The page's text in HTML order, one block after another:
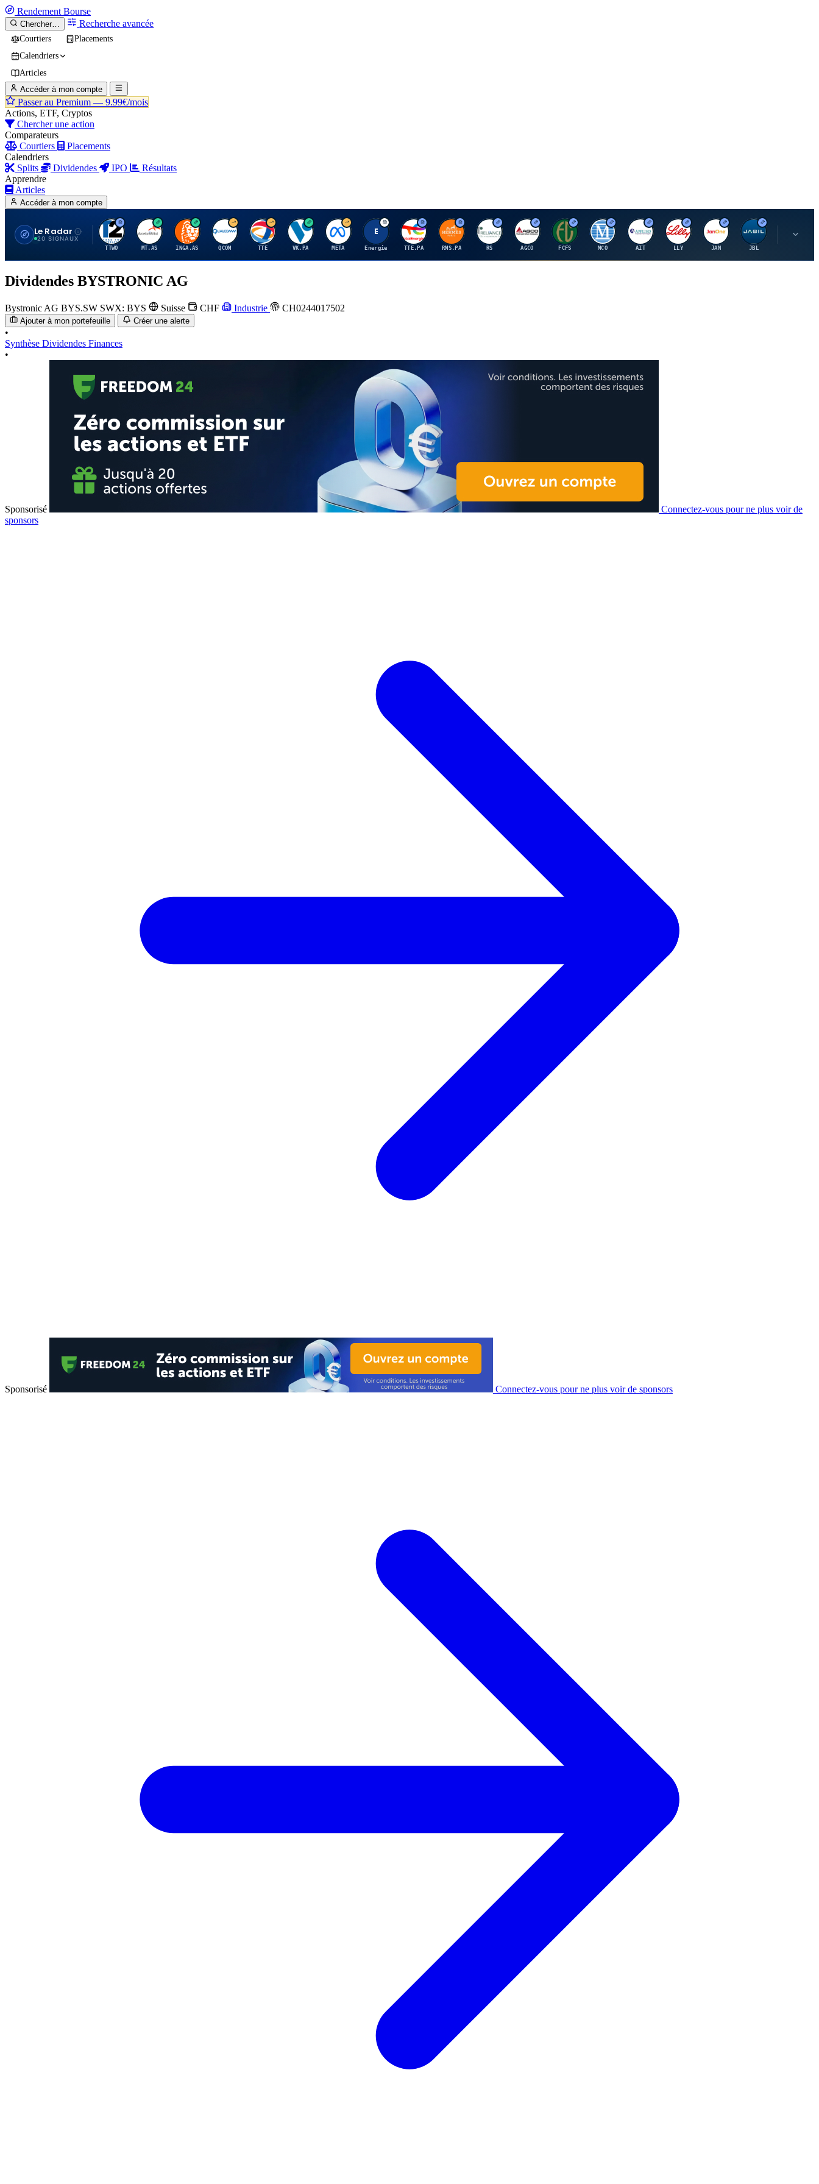
Rendement Bourse
Chercher… Recherche avancée
Courtiers
Placements
Calendriers
Articles
Accéder à mon compte
Passer au Premium — 9.99€/mois
Actions, ETF, Cryptos
Chercher une action
Comparateurs
Courtiers
Placements
Calendriers
Splits
Dividendes IPO
Résultats
Apprendre
Articles
Accéder à mon compte
Le Radar
20 SIGNAUX
T
TTWO
A
MT.AS
I
INGA.AS
Q
QCOM
T
TTE
V
VK.PA
M
META
E
Energie
T
TTE.PA
H
RMS.PA
R
RS
A
AGCO
F
FCFS
M
MCO
A
AIT
E
LLY
J
JAN
J
JBL
P
Dividendes BYSTRONIC AG
Bystronic AG BYS.SW SWX: BYS Suisse CHF Industrie CH0244017502
Ajouter à mon portefeuille Créer une alerte
•
Synthèse Dividendes Finances
•
Sponsorisé
Connectez-vous pour ne plus voir de
sponsors
Sponsorisé Connectez-vous pour ne plus voir de sponsors